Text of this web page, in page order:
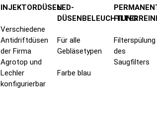
INJEKTORDÜSEN
Verschiedene
Antidriftdüsen
der Firma
Agrotop und
Lechler
konfigurierbar
LED-
DÜSENBELEUCHTUNG
Für alle
Gebläsetypen
Farbe blau
Filterspülung
des
Saugfilters